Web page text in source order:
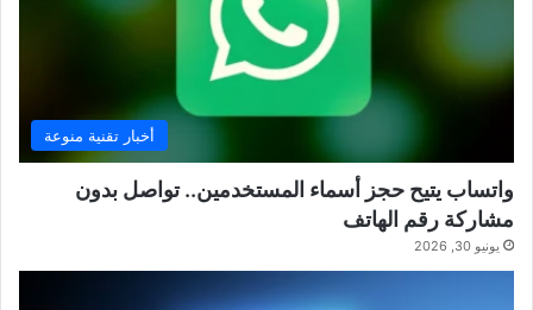
أخبار تقنية منوعة
واتساب يتيح حجز أسماء المستخدمين.. تواصل بدون
مشاركة رقم الهاتف
يونيو 30, 2026